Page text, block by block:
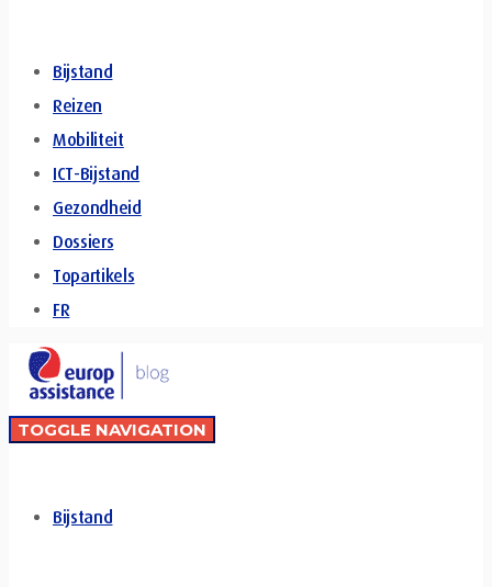
Bijstand
Reizen
Mobiliteit
ICT-Bijstand
Gezondheid
Dossiers
Topartikels
FR
TOGGLE NAVIGATION
Bijstand